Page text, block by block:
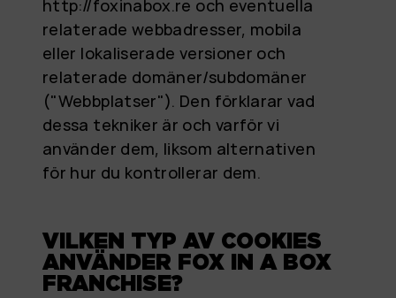
http://foxinabox.re och eventuella
relaterade webbadresser, mobila
eller lokaliserade versioner och
relaterade domäner/subdomäner
("Webbplatser"). Den förklarar vad
dessa tekniker är och varför vi
använder dem, liksom alternativen
för hur du kontrollerar dem.
VILKEN TYP AV COOKIES
ANVÄNDER FOX IN A BOX
FRANCHISE?